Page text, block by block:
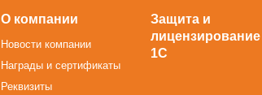
О компании
Новости компании
Награды и сертификаты
Реквизиты
Защита и
лицензирование
1С